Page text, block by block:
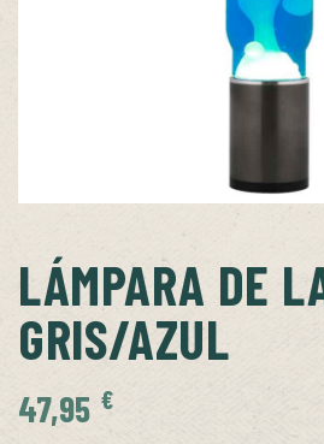
LÁMPARA DE
GRIS/AZUL
47,95 €